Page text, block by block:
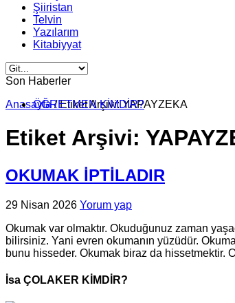
Şiiristan
Telvin
Yazılarım
Kitabiyyat
Son Haberler
ÖĞRETMEN KİMDİR?
GİRESUNLU BİR DEĞER: AYDIN
Anasayfa/Etiket Arşivi: YAPAYZEKA
Etiket Arşivi:
OKUMAK İPTİLADIR
29 Nisan 2026 Yorum yap
Okumak var olmaktır. Okuduğunuz zaman
bilirsiniz. Yani evren okumanın yüzüdür.
bunu hisseder. Okumak biraz da hissetmektir.
İsa ÇOLAKER KİMDİR?